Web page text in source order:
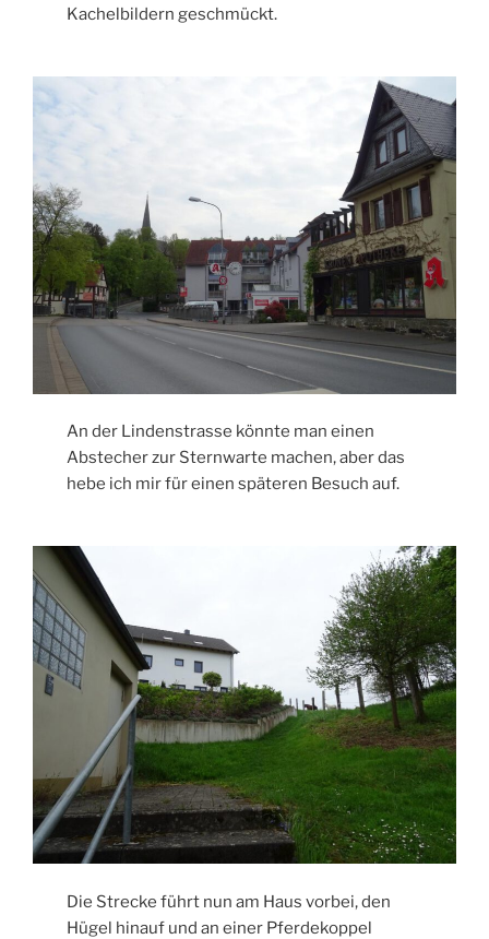
Kachelbildern geschmückt.
An der Lindenstrasse könnte man einen
Abstecher zur Sternwarte machen, aber das
hebe ich mir für einen späteren Besuch auf.
Die Strecke führt nun am Haus vorbei, den
Hügel hinauf und an einer Pferdekoppel